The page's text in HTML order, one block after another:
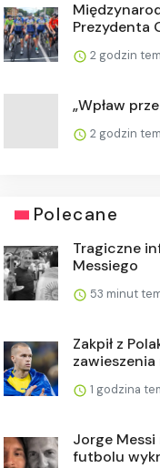
Prezydenta
2 godzin
„Wpław
2 godzin
Polecane
Tragiczne
Messiego
53 minut
Zakpił z
zawieszenia
1 godzina
Jorge Messi
futbolu